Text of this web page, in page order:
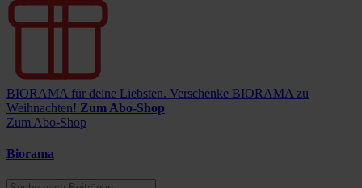
BIORAMA für deine Liebsten. Verschenke BIORAMA zu
Weihnachten! Zum Abo-Shop
Zum Abo-Shop
Biorama